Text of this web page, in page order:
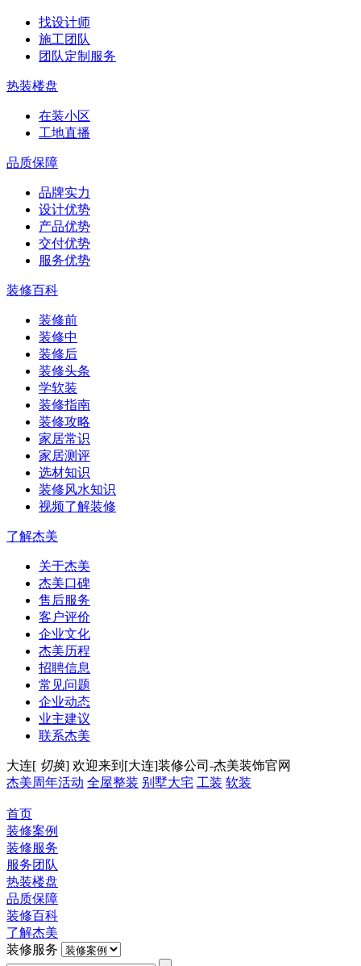
找设计师
施工团队
团队定制服务
热装楼盘
在装小区
工地直播
品质保障
品牌实力
设计优势
产品优势
交付优势
服务优势
装修百科
装修前
装修中
装修后
装修头条
学软装
装修指南
装修攻略
家居常识
家居测评
选材知识
装修风水知识
视频了解装修
了解杰美
关于杰美
杰美口碑
售后服务
客户评价
企业文化
杰美历程
招聘信息
常见问题
企业动态
业主建议
联系杰美
大连[ 切换] 欢迎来到[大连]装修公司-杰美装饰官网
杰美周年活动 全屋整装 别墅大宅 工装 软装
首页
装修案例
装修服务
服务团队
热装楼盘
品质保障
装修百科
了解杰美
装修服务